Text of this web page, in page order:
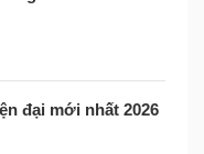
đại mới nhất 2026